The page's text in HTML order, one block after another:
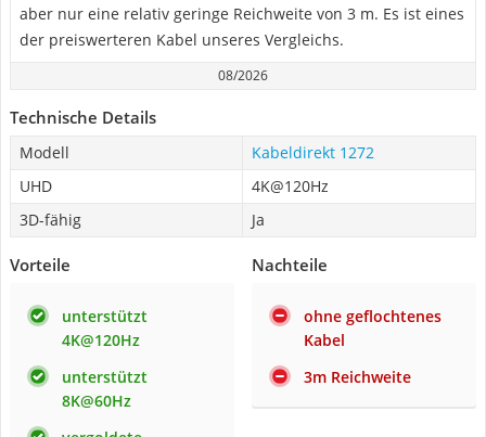
aber nur eine relativ geringe Reichweite von 3 m. Es ist eines
der preiswerteren Kabel unseres Vergleichs.
08/2026
Technische Details
Modell
Kabeldirekt 1272
UHD
4K@120Hz
3D-fähig
Ja
Vorteile
unterstützt
4K@120Hz
unterstützt
8K@60Hz
Nachteile
ohne geflochtenes
Kabel
3m Reichweite